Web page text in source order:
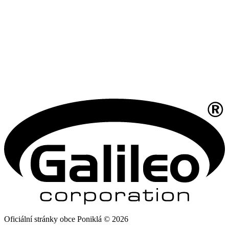
Oficiální stránky obce Poniklá © 2026